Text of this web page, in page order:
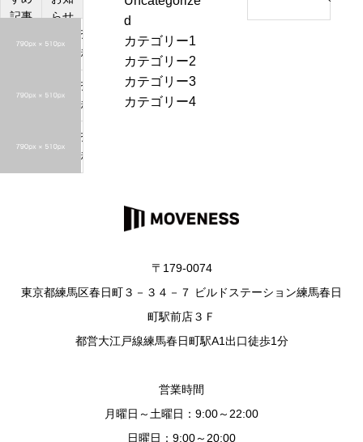
ゲ記事
らせ
投
稿
サ
ン
ル
4
投
稿
サ
ン
投
稿
サ
d
カテゴリー1
カテゴリー2
カテゴリー3
カテゴリー4
a
〒179-0074
東京都練馬区春日町３－３４－７ ビルドステーション練馬春日
町駅前店３Ｆ
都営大江戸線練馬春日町駅A1出口徒歩1分
営業時間
月曜日～土曜日：9:00～22:00
日曜日：9:00～20:00